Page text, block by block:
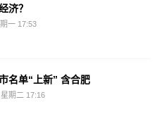
济？
一 17:53
名单“上新” 含合肥
期二 17:16